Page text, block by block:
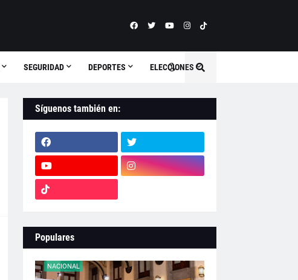
SEGURIDAD DEPORTES ELECCIONES
Síguenos también en:
Populares
NACIONAL